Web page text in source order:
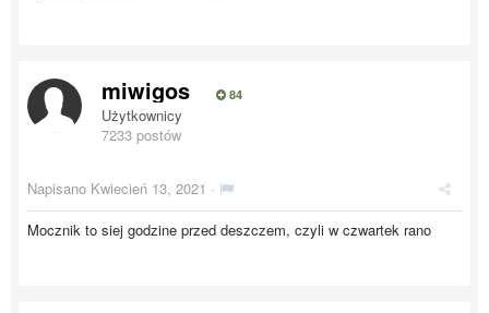
miwigos 84
Użytkownicy
7233 postów
Napisano Kwiecień 13, 2021 ·
Mocznik to siej godzine przed deszczem, czyli w czwartek rano